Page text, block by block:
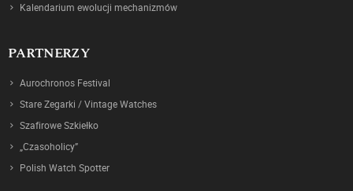
Kalendarium ewolucji mechanizmów
PARTNERZY
Aurochronos Festival
Stare Zegarki / Vintage Watches
Szafirowe Szkiełko
„Czasoholicy”
Polish Watch Spotter